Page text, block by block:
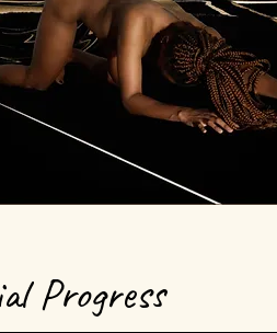
Progress